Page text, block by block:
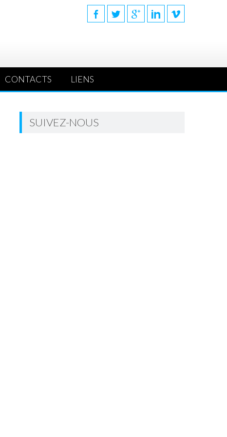
CONTACTS LIENS
SUIVEZ-NOUS